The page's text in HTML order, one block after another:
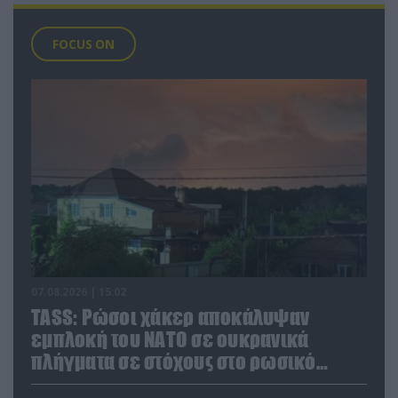
FOCUS ON
TASS: Ρώσοι χάκερ αποκάλυψαν
εμπλοκή του ΝΑΤΟ σε ουκρανικά
πλήγματα σε στόχους στο ρωσικό
έδαφος!